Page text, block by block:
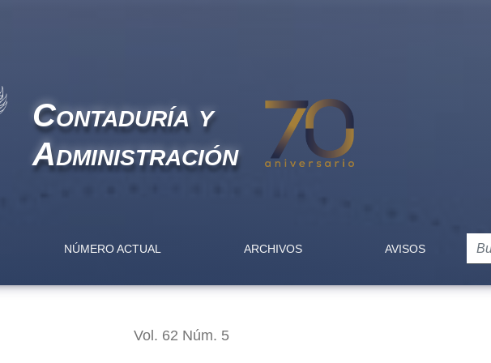
de autosimilitud: paridades de los tipos de cambio dólar estadounidense,
Contaduría y
Administración
NÚMERO ACTUAL ARCHIVOS AVISOS
Vol. 62 Núm. 5